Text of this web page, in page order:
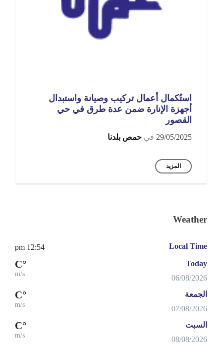
استُكمال أعمال تركيب وصيانة واستبدال
أجهزة الإنارة ضمن عدة طرق في حي
القصور
29/05/2025 في حمص بلدنا
المزيد
Weather
Local Time
12:54 pm
Today
06/08/2026
°C
m/s
الجمعة
07/08/2026
°C
m/s
السبت
08/08/2026
°C
m/s